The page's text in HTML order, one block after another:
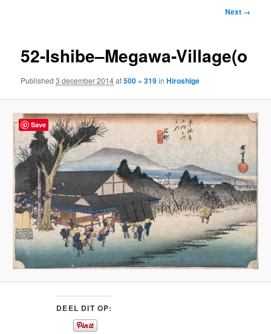
content
Image
Next →
52-Ishibe–Megawa-Village(o
Published3 december 2014at500 × 319inHiroshige
DEEL DIT OP:
Save